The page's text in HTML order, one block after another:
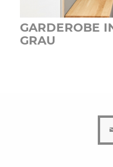
GARDEROBE
GRAU